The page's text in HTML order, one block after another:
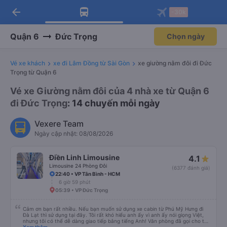
Tải app Vexere ngay!
Nhận ưu đãi thành viên độc
Mở app
Tải app Vexere
-30k/ghế khi đặt vé máy bay qua
Mở app
arrow_back
Quận 6 Đức Trọng Chọn ngày
Vé xe khách xe đi Lâm Đồng từ Sài Gòn
xe giường nằm đôi đi Đức
Trọng từ Quận 6
Vé xe Giường nằm đôi của 4 nhà xe từ Quận 6
đi Đức Trọng: 14 chuyến mỗi ngày
Vexere Team
Ngày cập nhật: 08/08/2026
Điền Linh Limousine
Limousine 24 Phòng Đôi
4.1
(6377 đánh giá)
22:40 • VP Tân Bình - HCM
6 giờ 59 phút
05:39 • VP Đức Trọng
Cảm ơn bạn rất nhiều. Nếu bạn muốn sử dụng xe cabin từ Phú Mỹ Hưng đi
Đà Lạt thì sử dụng tại đây. Tôi rất khó hiểu anh ấy vì anh ấy nói giọng Việt,
nhưng tôi có thể dễ dàng giao tiếp bằng tiếng Anh! Văn phòng đã gọi cho tôi